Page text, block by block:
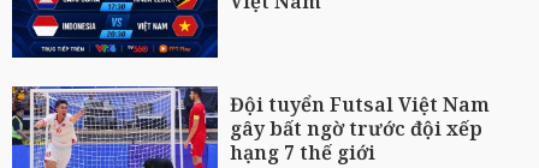
Đội tuyển Futsal Việt Nam
gây bất ngờ trước đội xếp
hạng 7 thế giới